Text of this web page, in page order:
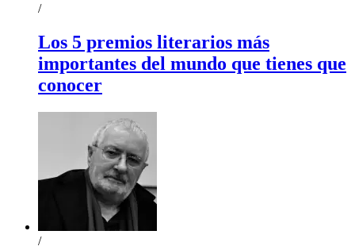
/
Los 5 premios literarios más
importantes del mundo que tienes que
conocer
/